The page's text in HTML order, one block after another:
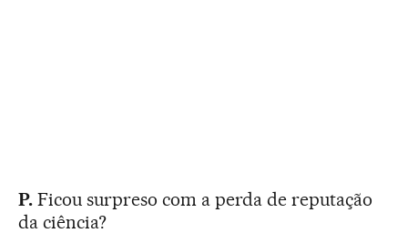
P.Ficou surpreso com a perda de reputação
da ciência?